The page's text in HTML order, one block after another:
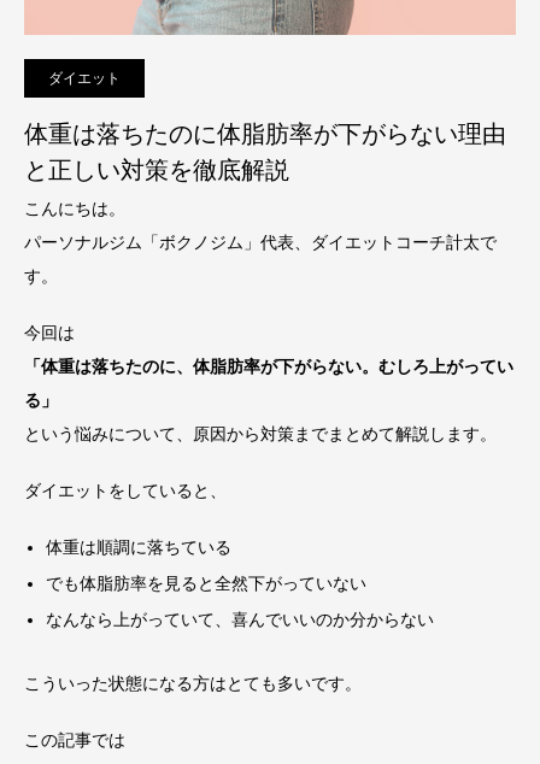
ダイエット
体重は落ちたのに体脂肪率が下がらない理由
と正しい対策を徹底解説
こんにちは。
パーソナルジム「ボクノジム」代表、ダイエットコーチ計太で
す。
今回は
「体重は落ちたのに、体脂肪率が下がらない。むしろ上がってい
る」
という悩みについて、原因から対策までまとめて解説します。
ダイエットをしていると、
体重は順調に落ちている
でも体脂肪率を見ると全然下がっていない
なんなら上がっていて、喜んでいいのか分からない
こういった状態になる方はとても多いです。
この記事では